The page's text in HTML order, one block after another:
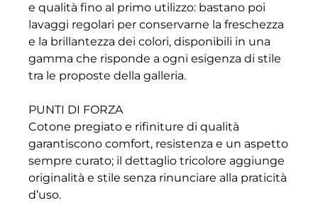
e qualità fino al primo utilizzo: bastano poi
lavaggi regolari per conservarne la freschezza
e la brillantezza dei colori, disponibili in una
gamma che risponde a ogni esigenza di stile
tra le proposte della galleria.
PUNTI DI FORZA
Cotone pregiato e rifiniture di qualità
garantiscono comfort, resistenza e un aspetto
sempre curato; il dettaglio tricolore aggiunge
originalità e stile senza rinunciare alla praticità
d’uso.